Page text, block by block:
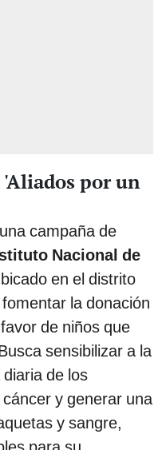
'Aliados por un
campaña de
Nacional de
en el distrito
la donación
de niños que
sensibilizar a la
de los
y generar una
y sangre,